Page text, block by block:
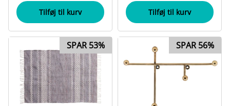
Tilføj til kurv Tilføj til kurv
SPAR 53% SPAR 56%